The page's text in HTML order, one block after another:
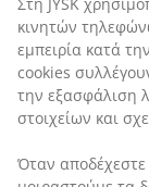
475€ /σετ
599€ /σετ
τμχ
κινητών
εμπειρία κατά
cookies
την εξασφάλιση
στοιχείων και
Όταν